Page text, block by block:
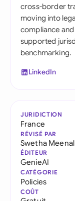
cross-border
moving into
compliance
supported
benchmarking.
LinkedIn
JURIDICTION
France
RÉVISÉ PAR
Swetha Meenal
ÉDITEUR
GenieAI
CATÉGORIE
Policies
COÛT